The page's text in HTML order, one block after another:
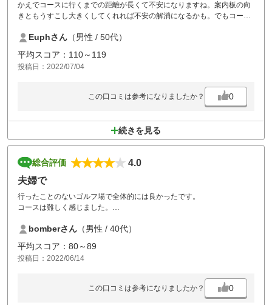
かえでコースに行くまでの距離が長くて不安になりますね。案内板の向
きともうすこし大きくしてくれれば不安の解消になるかも。でもコース
たように思えて楽しいです。次はからまつコースを目指します
Euphさん （男性 / 50代）
平均スコア：110～119
投稿日：2022/07/04
この口コミは参考になりましたか？ 0
続きを見る
総合評価
4.0
夫婦で
行ったことのないゴルフ場で全体的には良かったです。
コースは難しく感じました。
bomberさん （男性 / 40代）
平均スコア：80～89
投稿日：2022/06/14
この口コミは参考になりましたか？ 0